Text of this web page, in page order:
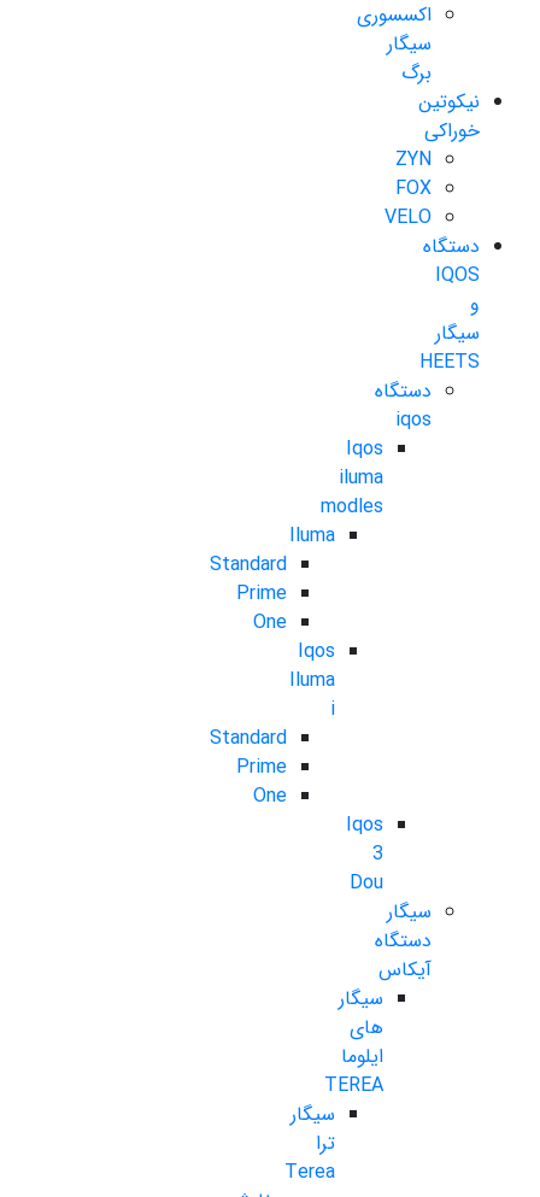
اکسسوری
سیگار
برگ
نیکوتین
خوراکی
ZYN
FOX
VELO
دستگاه
IQOS
و
سیگار
HEETS
دستگاه
iqos
Iqos
iluma
modles
Iluma
Standard
Prime
One
Iqos
Iluma
i
Standard
Prime
One
Iqos
3
Dou
سیگار
دستگاه
آیکاس
سیگار
های
ایلوما
TEREA
سیگار
ترا
Terea